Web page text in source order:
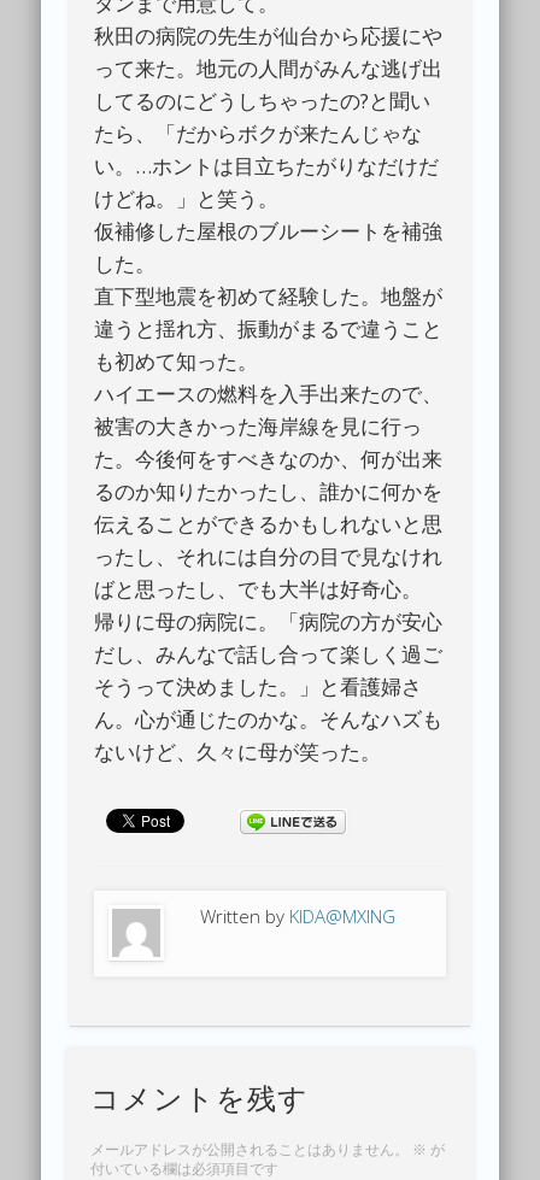
秋田の病院の先生が仙台から応援にや
って来た。地元の人間がみんな逃げ出
してるのにどうしちゃったの?と聞い
たら、「だからボクが来たんじゃな
い。…ホントは目立ちたがりなだけだ
けどね。」と笑う。
仮補修した屋根のブルーシートを補強
した。
直下型地震を初めて経験した。地盤が
違うと揺れ方、振動がまるで違うこと
も初めて知った。
ハイエースの燃料を入手出来たので、
被害の大きかった海岸線を見に行っ
た。今後何をすべきなのか、何が出来
るのか知りたかったし、誰かに何かを
伝えることができるかもしれないと思
ったし、それには自分の目で見なけれ
ばと思ったし、でも大半は好奇心。
帰りに母の病院に。「病院の方が安心
だし、みんなで話し合って楽しく過ご
そうって決めました。」と看護婦さ
ん。心が通じたのかな。そんなハズも
ないけど、久々に母が笑った。
Written by KIDA@MXING
コメントを残す
メールアドレスが公開されることはありません。 ※ が
付いている欄は必須項目です